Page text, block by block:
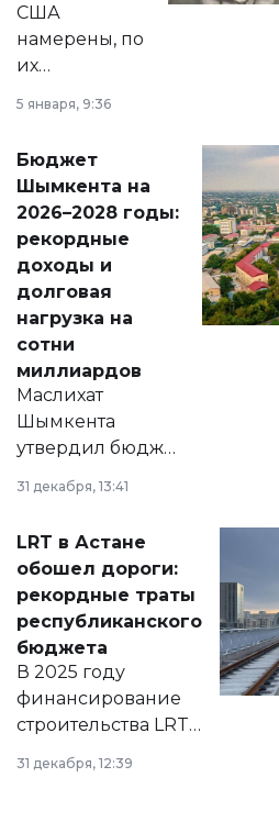
США
намерены, по
их
принести
народу
Венесуэлы.
5 января, 9:36
Бюджет
Шымкента на
2026–2028 годы:
рекордные
доходы и
долговая
нагрузка на
сотни
миллиардов
Маслихат
Шымкента
утвердил бюджет
города на 2026–
2028 годы.
документ
появился в базе
нормативных
правовых актов и
на сайте маслихат
города.
31 декабря, 13:41
LRT в Астане
обошел дороги:
рекордные траты
республиканского
бюджета
В 2025 году
финансирование
строительства LRT
в Астане из
республиканского
31 декабря, 12:39